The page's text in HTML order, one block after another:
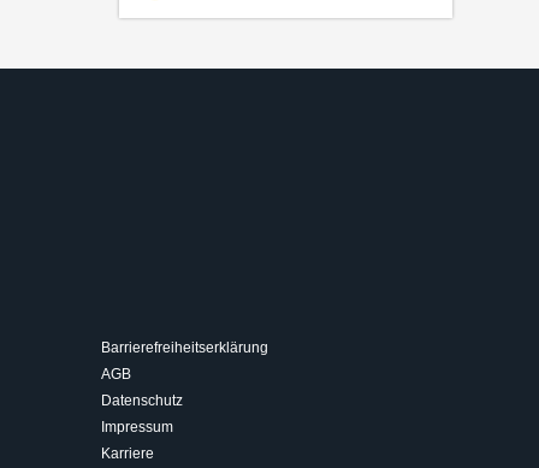
Barrierefreiheitserklärung
AGB
Datenschutz
Impressum
Karriere